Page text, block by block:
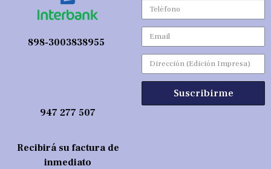
898-3003838955
947 277 507
Recibirá su factura de
inmediato
Suscribirme